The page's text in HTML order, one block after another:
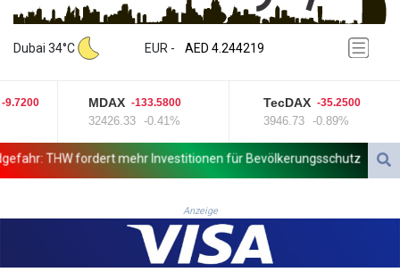
Dubai 34°C EUR -
ZWL 372.08152
AED 4.244219
AED 4.244219
AFN 76.265188
AMD 423.087628
AOA 1060.780519
ARS 1728.896998
AUD 1.637965
AZN 1.966679
BAM 1.957416
BBD 2.326121
BDT 142.958042
MDAX -133.5800
32426.33 -0.41%
TecDAX -35.2500
3946.73 -0.89%
THW fordert mehr Investitionen für Bevölkerungsschutz
Anzeige